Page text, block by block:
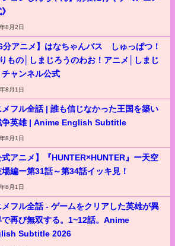
8月2日
分アニメ】はなちゃんバス しゅっぱつ！
りもの│しまじろうのわお！アニメ│しまじ
チャンネル公式
8月1日
メフル全話 | 誰も信じなかった王国を築い
争英雄 | Anime English Subtitle
8月1日
式アニメ】『HUNTER×HUNTER』ー天空
場編ー第31話～第34話イッキ見！
8月1日
メフル全話 - ゲームをクリアした英雄が異
で再び無双する。1~12話。Anime
Subtitle 2026